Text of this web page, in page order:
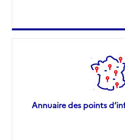
Annuaire des points